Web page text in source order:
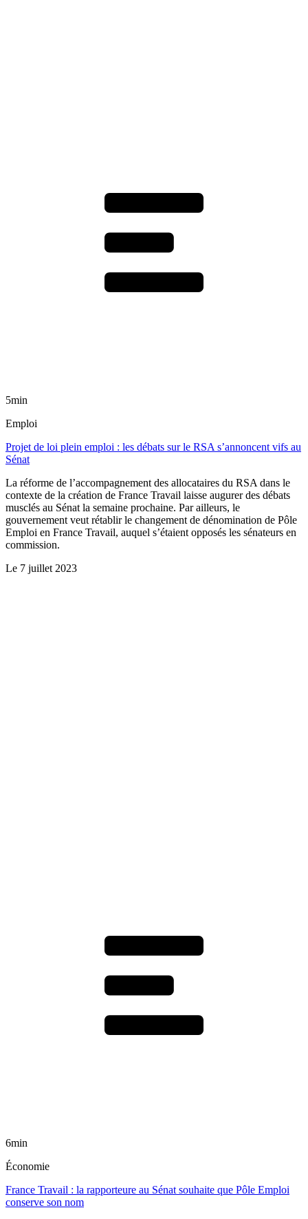
5min
Emploi
Projet de loi plein emploi : les débats sur le RSA s’annoncent vifs au
Sénat
La réforme de l’accompagnement des allocataires du RSA dans le
contexte de la création de France Travail laisse augurer des débats
musclés au Sénat la semaine prochaine. Par ailleurs, le
gouvernement veut rétablir le changement de dénomination de Pôle
Emploi en France Travail, auquel s’étaient opposés les sénateurs en
commission.
Le 7 juillet 2023
6min
Économie
France Travail : la rapporteure au Sénat souhaite que Pôle Emploi
conserve son nom